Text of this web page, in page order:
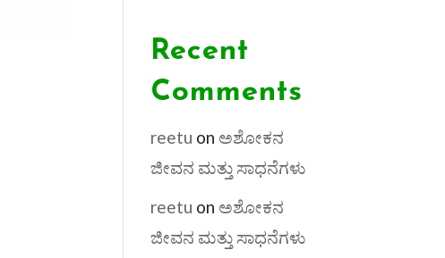
Recent
Comments
reetu on ಅಶೋಕನ
ಜೀವನ ಮತ್ತು ಸಾಧನೆಗಳು
reetu on ಅಶೋಕನ
ಜೀವನ ಮತ್ತು ಸಾಧನೆಗಳು